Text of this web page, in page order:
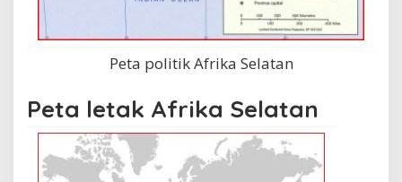
Peta politik Afrika Selatan
Peta letak Afrika Selatan